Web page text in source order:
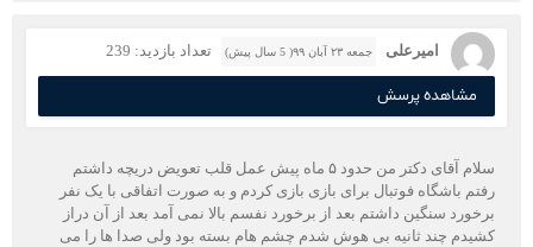
امیرعلی جمعه ۲۳ آبان ۹۹( 5 سال پیش) تعداد بازدید: 239
مشاهده پرسش
سلام آقای دکتر من حدود ۵ ماه پیش عمل قلب تعویض دریچه داشتم
رفتم باشگاه فوتبال برای بازی بازی کردم و به صورت اتفاقی با یک نفر
برخورد سنگین داشتم بعد از برخورد نفسم بالا نمی آمد بعد از آن دراز
کشیدم چند ثانیه بی هوش شدم چشم هام بسته بود ولی صدا ها را می